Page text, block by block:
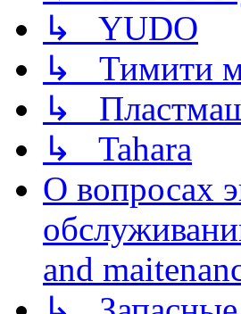
↳ YUDO
↳ Тимити
↳
↳ Tahara
О вопросах
and